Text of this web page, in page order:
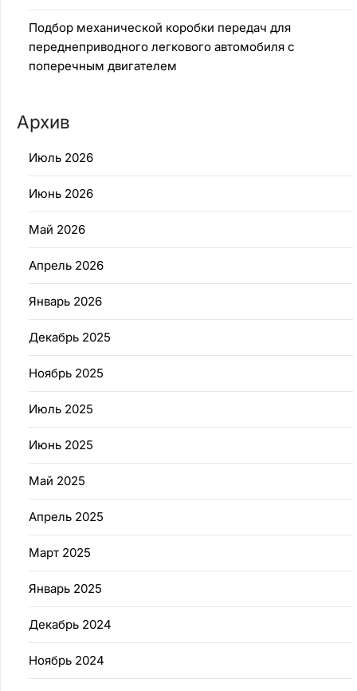
Подбор механической коробки передач для
переднеприводного легкового автомобиля с
поперечным двигателем
Архив
Июль 2026
Июнь 2026
Май 2026
Апрель 2026
Январь 2026
Декабрь 2025
Ноябрь 2025
Июль 2025
Июнь 2025
Май 2025
Апрель 2025
Март 2025
Январь 2025
Декабрь 2024
Ноябрь 2024